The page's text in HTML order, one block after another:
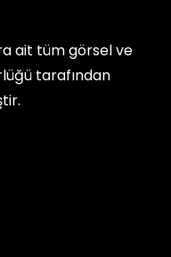
ait tüm görsel ve
tarafından